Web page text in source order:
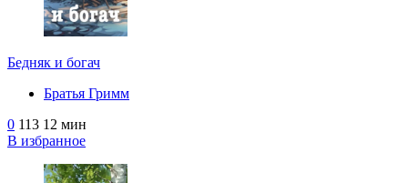
Бедняк и богач
Братья Гримм
0 113 12 мин
В избранное